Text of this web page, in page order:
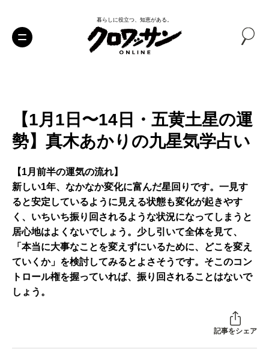
暮らしに役立つ、知恵がある。
【1月1日〜14日・五黄土星の運
勢】真木あかりの九星気学占い
【1月前半の運気の流れ】
新しい1年、なかなか変化に富んだ星回りです。一見す
ると安定しているように見える状態も変化が起きやす
く、いちいち振り回されるような状況になってしまうと
居心地はよくないでしょう。少し引いて全体を見て、
「本当に大事なことを変えずにいるために、どこを変え
ていくか」を検討してみるとよさそうです。そこのコン
トロール権を握っていれば、振り回されることはないで
しょう。
記事をシェア